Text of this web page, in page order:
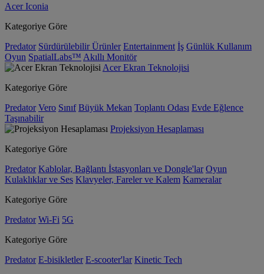
Acer Iconia
Kategoriye Göre
Predator Sürdürülebilir Ürünler Entertainment İş Günlük Kullanım
Oyun SpatialLabs™ Akıllı Monitör
Acer Ekran Teknolojisi
Kategoriye Göre
Predator Vero Sınıf Büyük Mekan Toplantı Odası Evde Eğlence
Taşınabilir
Projeksiyon Hesaplaması
Kategoriye Göre
Predator Kablolar, Bağlantı İstasyonları ve Dongle'lar Oyun
Kulaklıklar ve Ses Klavyeler, Fareler ve Kalem Kameralar
Kategoriye Göre
Predator Wi-Fi 5G
Kategoriye Göre
Predator E-bisikletler E-scooter'lar Kinetic Tech